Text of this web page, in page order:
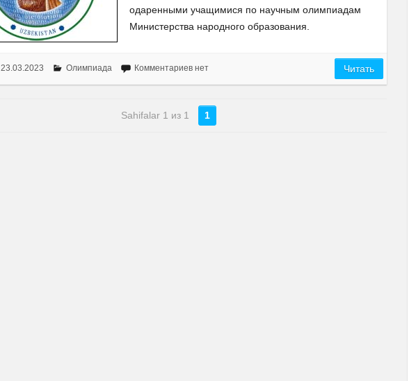
одаренными учащимися по научным олимпиадам
Министерства народного образования.
23.03.2023 Олимпиада Комментариев нет Читать
Sahifalar 1 из 1 1